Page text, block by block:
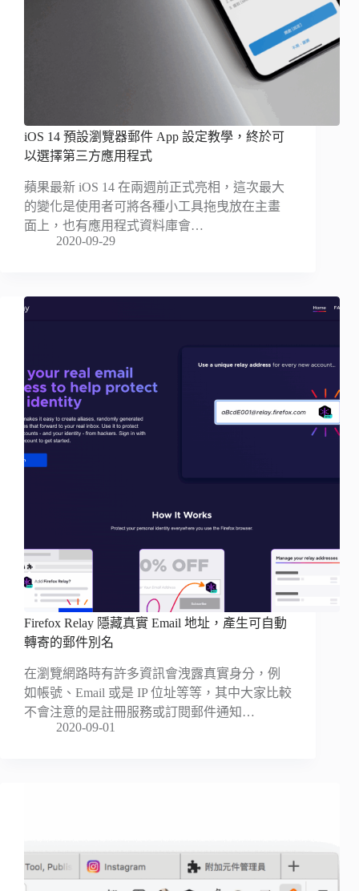
iOS 14 預設瀏覽器郵件 App 設定教學，終於可
以選擇第三方應用程式
蘋果最新 iOS 14 在兩週前正式亮相，這次最大
的變化是使用者可將各種小工具拖曳放在主畫
面上，也有應用程式資料庫會…
2020-09-29
Firefox Relay 隱藏真實 Email 地址，產生可自動
轉寄的郵件別名
在瀏覽網路時有許多資訊會洩露真實身分，例
如帳號、Email 或是 IP 位址等等，其中大家比較
不會注意的是註冊服務或訂閱郵件通知…
2020-09-01